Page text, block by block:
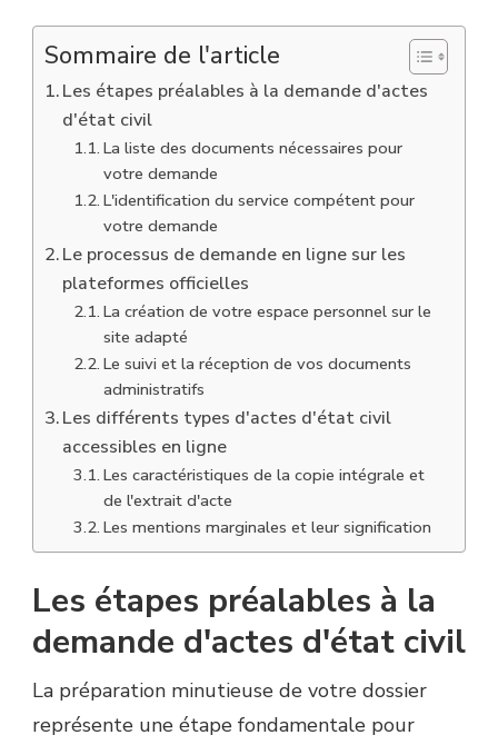
Sommaire de l'article
Les étapes préalables à la demande d'actes
d'état civil
La liste des documents nécessaires pour
votre demande
L'identification du service compétent pour
votre demande
Le processus de demande en ligne sur les
plateformes officielles
La création de votre espace personnel sur le
site adapté
Le suivi et la réception de vos documents
administratifs
Les différents types d'actes d'état civil
accessibles en ligne
Les caractéristiques de la copie intégrale et
de l'extrait d'acte
Les mentions marginales et leur signification
Les étapes préalables à la
demande d'actes d'état civil
La préparation minutieuse de votre dossier
représente une étape fondamentale pour